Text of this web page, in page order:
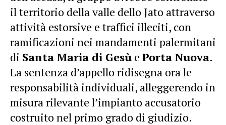
il territorio della valle dello Jato attraverso
attività estorsive e traffici illeciti, con
ramificazioni nei mandamenti palermitani
di Santa Maria di Gesù e Porta Nuova.
La sentenza d’appello ridisegna ora le
responsabilità individuali, alleggerendo in
misura rilevante l’impianto accusatorio
costruito nel primo grado di giudizio.